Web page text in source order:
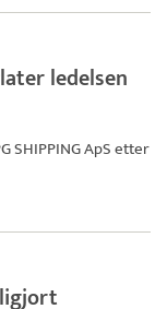
ledelsen
SHIPPING ApSetter